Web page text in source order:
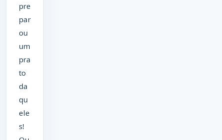
pre
par
ou
um
pra
to
da
qu
ele
s!